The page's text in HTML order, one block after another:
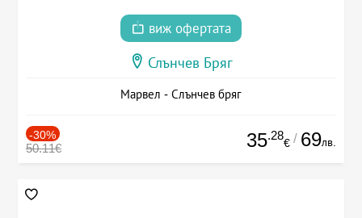
виж офертата
Слънчев Бряг
Марвел - Слънчев бряг
-30%
50.11€ 35.28
€ / 69лв.